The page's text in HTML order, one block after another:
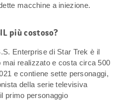
macchine a iniezione.
più costoso?
Enterprise di Star Trek è il
realizzato e costa circa 500
e contiene sette personaggi,
della serie televisiva
primo personaggio